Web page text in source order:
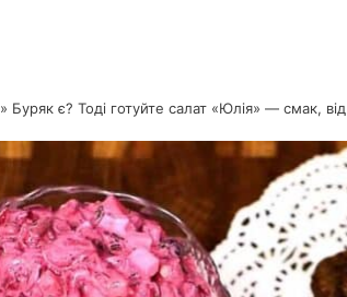
» Буряк є? Тоді готуйте салат «Юлія» — смак,